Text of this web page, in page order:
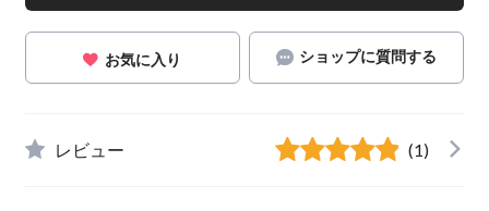
お気に入り ショップに質問する
レビュー (1)